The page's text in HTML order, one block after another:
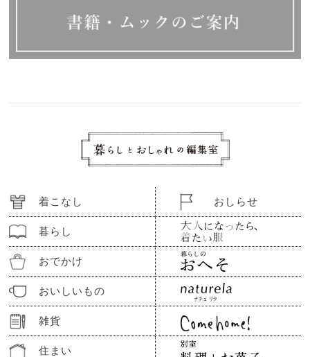
着こなし
暮らし
おでかけ
おいしいもの
雑貨
住まい
おしらせ